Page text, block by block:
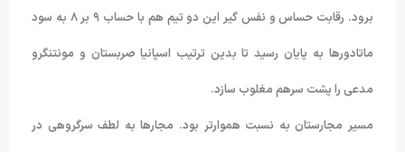
برود. رقابت حساس و نفس گیر این دو تیم هم با حساب ۹ بر ۸ به سود
ماتادورها به پایان رسید تا بدین ترتیب اسپانیا صربستان و مونتنگرو
مدعی را پشت سرهم مغلوب سازد.
مسیر مجارستان به نسبت هموارتر بود. مجارها به لطف سرگروهی در